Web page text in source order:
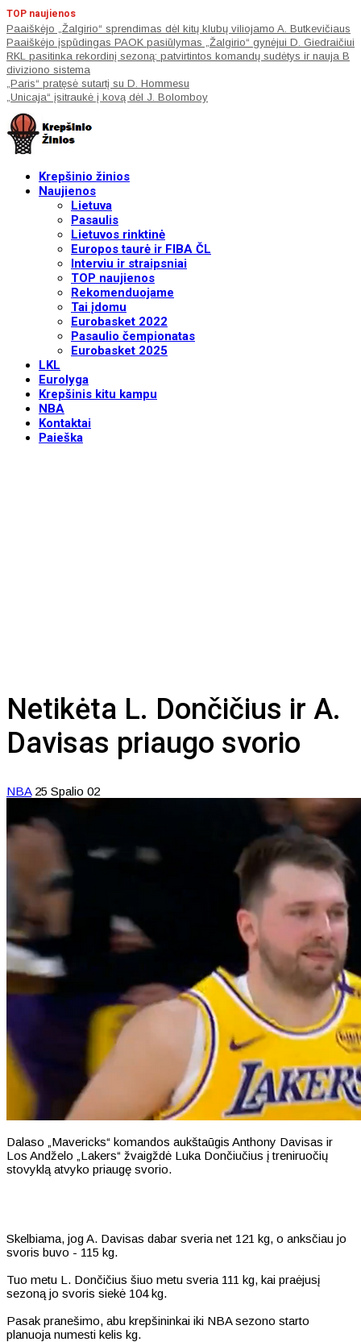
TOP naujienos
Paaiškėjo „Žalgirio“ sprendimas dėl kitų klubų viliojamo A. Butkevičiaus
Paaiškėjo įspūdingas PAOK pasiūlymas „Žalgirio“ gynėjui D. Giedraičiui
RKL pasitinka rekordinį sezoną: patvirtintos komandų sudėtys ir nauja B
diviziono sistema
„Paris“ pratęsė sutartį su D. Hommesu
„Unicaja“ įsitraukė į kovą dėl J. Bolomboy
Krepšinio žinios
Naujienos
Lietuva
Pasaulis
Lietuvos rinktinė
Europos taurė ir FIBA ČL
Interviu ir straipsniai
TOP naujienos
Rekomenduojame
Tai įdomu
Eurobasket 2022
Pasaulio čempionatas
Eurobasket 2025
LKL
Eurolyga
Krepšinis kitu kampu
NBA
Kontaktai
Paieška
Netikėta L. Dončičius ir A.
Davisas priaugo svorio
NBA 25 Spalio 02
Dalaso „Mavericks“ komandos aukštaūgis Anthony Davisas ir
Los Andželo „Lakers“ žvaigždė Luka Dončiučius į treniruočių
stovyklą atvyko priaugę svorio.
Skelbiama, jog A. Davisas dabar sveria net 121 kg, o anksčiau jo
svoris buvo - 115 kg.
Tuo metu L. Dončičius šiuo metu sveria 111 kg, kai praėjusį
sezoną jo svoris siekė 104 kg.
Pasak pranešimo, abu krepšininkai iki NBA sezono starto
planuoja numesti kelis kg.